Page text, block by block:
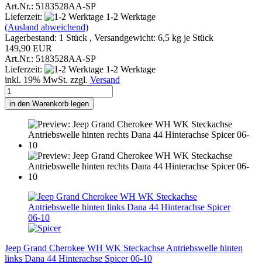
Art.Nr.: 5183528AA-SP
Lieferzeit:
1-2 Werktage
(Ausland abweichend)
Lagerbestand: 1 Stück , Versandgewicht: 6,5 kg je Stück
149,90 EUR
Art.Nr.: 5183528AA-SP
Lieferzeit:
1-2 Werktage
inkl. 19% MwSt. zzgl. Versand
in den Warenkorb legen
Jeep Grand Cherokee WH WK Steckachse Antriebswelle hinten
links Dana 44 Hinterachse Spicer 06-10